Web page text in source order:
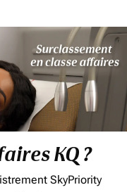
KQ ?
SkyPriority